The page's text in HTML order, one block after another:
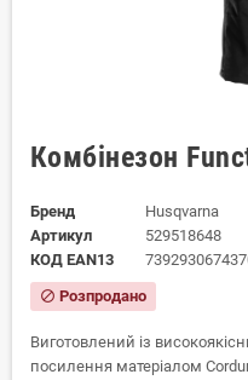
Комбінезон
Бренд
Husqvarna
Артикул
529518648
КОД EAN13
block Розпродано
Виготовлений із
посилення матеріалом